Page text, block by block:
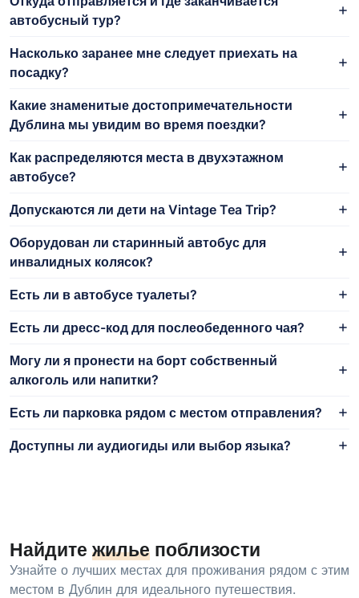
автобусный тур?
Насколько заранее мне следует приехать на
посадку?
Какие знаменитые достопримечательности
Дублина мы увидим во время поездки?
Как распределяются места в двухэтажном
автобусе?
Допускаются ли дети на Vintage Tea Trip?
Оборудован ли старинный автобус для
инвалидных колясок?
Есть ли в автобусе туалеты?
Есть ли дресс-код для послеобеденного чая?
Могу ли я пронести на борт собственный
алкоголь или напитки?
Есть ли парковка рядом с местом отправления?
Доступны ли аудиогиды или выбор языка?
Найдите жилье поблизости
Узнайте о лучших местах для проживания рядом с этим
местом в Дублин для идеального путешествия.